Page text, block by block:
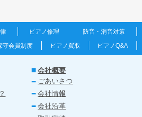
ピアノ修理
防音・消音対策
守会員制度 ピアノ買取 ピアノQ&A
会社概要
ごあいさつ
会社情報
会社沿革